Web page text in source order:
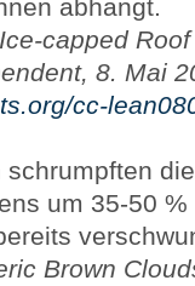
abhängt.
capped
8. Mai
cc-
schrumpften
um 35-50
Brown